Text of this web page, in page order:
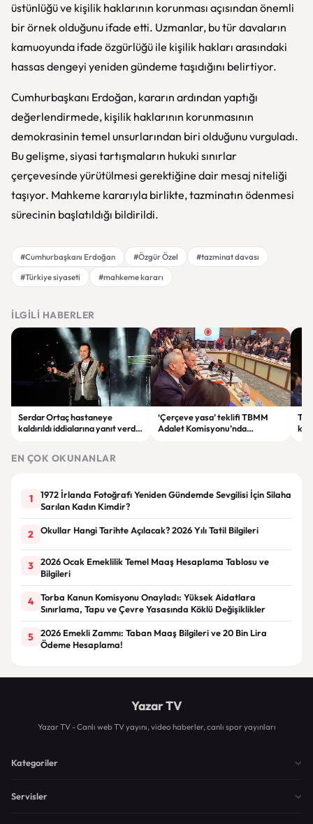
üstünlüğü ve kişilik haklarının korunması açısından önemli
bir örnek olduğunu ifade etti. Uzmanlar, bu tür davaların
kamuoyunda ifade özgürlüğü ile kişilik hakları arasındaki
hassas dengeyi yeniden gündeme taşıdığını belirtiyor.
Cumhurbaşkanı Erdoğan, kararın ardından yaptığı
değerlendirmede, kişilik haklarının korunmasının
demokrasinin temel unsurlarından biri olduğunu vurguladı.
Bu gelişme, siyasi tartışmaların hukuki sınırlar
çerçevesinde yürütülmesi gerektiğine dair mesaj niteliği
taşıyor. Mahkeme kararıyla birlikte, tazminatın ödenmesi
sürecinin başlatıldığı bildirildi.
#Cumhurbaşkanı Erdoğan #Özgür Özel
#tazminat davası
#Türkiye siyaseti
#mahkeme kararı
İLGILI HABERLER
Serdar Ortaç hastaneye
kaldırıldı iddialarına yanıt verdi:
‘Çerçeve yasa’ teklifi TBMM
Adalet Komisyonu’nda
EN ÇOK OKUNANLAR
1
1972 İrlanda Fotoğrafı Yeniden Gündemde Sevgilisi İçin Silaha
Sarılan Kadın Kimdir?
2 Okullar Hangi Tarihte Açılacak? 2026 Yılı Tatil Bilgileri
3
2026 Ocak Emeklilik Temel Maaş Hesaplama Tablosu ve
Bilgileri
4
Torba Kanun Komisyonu Onayladı: Yüksek Aidatlara
Sınırlama, Tapu ve Çevre Yasasında Köklü Değişiklikler
5
2026 Emekli Zammı: Taban Maaş Bilgileri ve 20 Bin Lira
Ödeme Hesaplama!
Yazar TV
Yazar TV - Canlı web TV yayını, video haberler, canlı spor yayınları
Kategoriler
Servisler